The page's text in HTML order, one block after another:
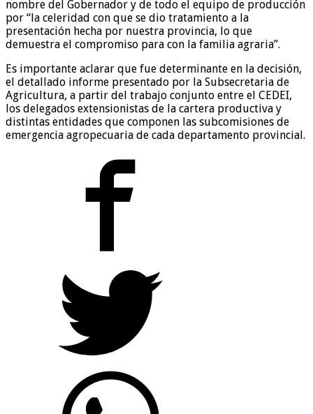
nombre del Gobernador y de todo el equipo de producción
por “la celeridad con que se dio tratamiento a la
presentación hecha por nuestra provincia, lo que
demuestra el compromiso para con la familia agraria”.
Es importante aclarar que fue determinante en la decisión,
el detallado informe presentado por la Subsecretaria de
Agricultura, a partir del trabajo conjunto entre el CEDEI,
los delegados extensionistas de la cartera productiva y
distintas entidades que componen las subcomisiones de
emergencia agropecuaria de cada departamento provincial.